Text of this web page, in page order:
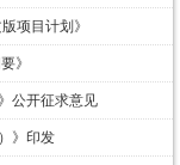
项目计划》
》
公开征求意见
》印发